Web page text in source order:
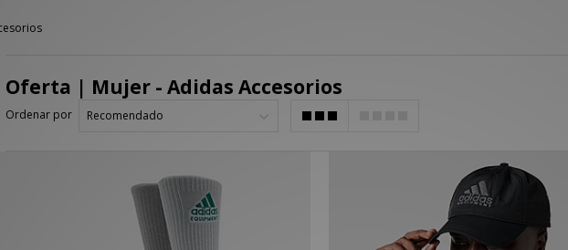
Oferta | Mujer - Adidas Accesorios
Ordenar por